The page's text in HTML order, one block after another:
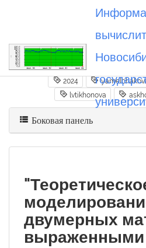
Вы посетили
2024
lvtikhonova
Боковая панель
двумерных
выраженными